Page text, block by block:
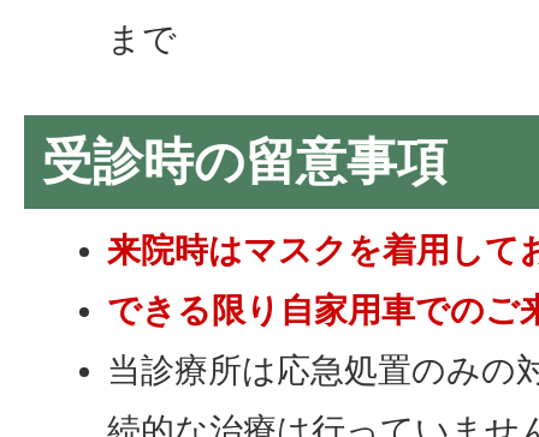
まで
受診時の留意事項
来院時はマスクを着用して
できる限り自家用車でのご
当診療所は応急処置のみの